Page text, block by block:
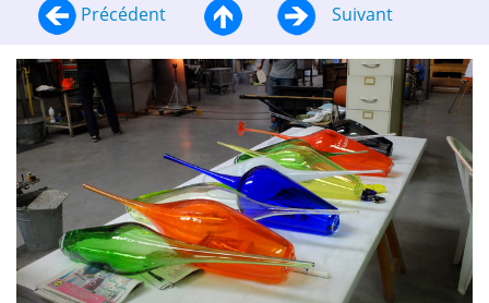
Précédent Suivant